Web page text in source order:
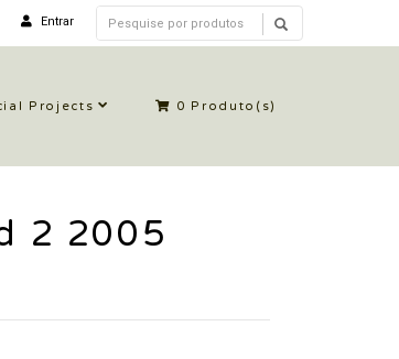
Entrar
Projects 0 Produto(s)
2 2005